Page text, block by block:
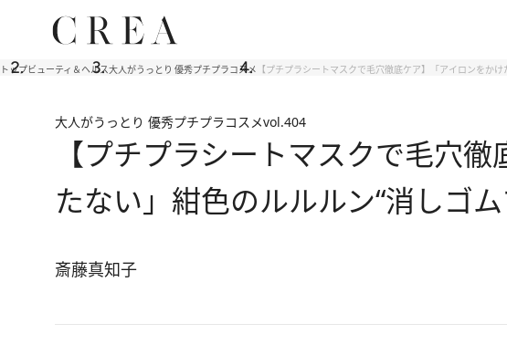
トップビューティ＆ヘルス大人がうっとり 優秀プチプラコスメ 【プチプラシートマスクで毛穴徹底ケア】「アイロンをか
大人がうっとり 優秀プチプラコスメvol.404
【プチプラシートマスクで毛穴
たない」紺色のルルルン“消しゴム
斎藤真知子